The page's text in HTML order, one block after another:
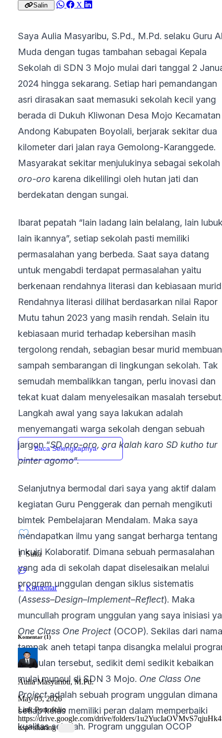
Salin X
Saya Aulia Masyaribu, S.Pd., M.Pd. selaku Guru
Muda dengan tugas tambahan sebagai Kepala
Sekolah di SDN 3 Mojo mulai dari tanggal 2
2024 hingga sekarang. Setiap hari pemandangan
asri dirasakan saat memasuki sekolah kecil yang
berada di Dukuh Kliwonan Desa Mojo Kecamatan
Andong Kabupaten Boyolali, berjarak sekitar dua
kilometer dari jalan raya Gemolong-Karanggede.
Masyarakat sekitar menjulukinya sebagai sekolah
oro-oro karena dikelilingi oleh hutan jati dan
berdekatan dengan sungai.
Ibarat pepatah “lain ladang lain belalang, lain
lain ikannya”, setiap sekolah pasti memiliki
permasalahan yang berbeda. Saat saya datang
untuk mengabdi terdapat permasalahan yaitu
berkenaan rendahnya literasi dan kebiasaan
Rendahnya literasi dilihat berdasarkan nilai Rapor
Mutu tahun 2023 yang masih rendah. Selain itu
kebiasaan murid terhadap kebersihan masih
tergolong rendah, sebagian besar murid
sampah sembarangan di lingkungan sekolah. Tak
semudah membalikkan tangan, perlu inovasi dan
tekat kuat dalam menyelesaikan masalah
Langkah awal yang saya lakukan adalah
menyemangati warga sekolah dengan sebuah
jargon “SD oro-oro, ora kalah karo SD kutho tur
pinter agomo”.
Selanjutnya bermodal dari saya yang aktif dalam
kegiatan Guru Penggerak dan pernah mengikuti
bimtek Pembelajaran Mendalam. Maka saya
mendapatkan ilmu yang sangat berharga tentang
Inkuiri Kolaboratif. Dimana sebuah permasalahan
yang ada di sekolah dapat diselesaikan melalui
program unggulan dengan siklus sistematis
(Assess–Design–Implement–Reflect). Maka
muncullah program unggulan yang saya inisiasi
One Class One Project (OCOP). Sekilas dari nama
tampak aneh tetapi tanpa disangka melalui
unggulan tersebut, sedikit demi sedikit kebaikan
mulai muncul di SDN 3 Mojo. One Class One
Projectadalah sebuah program unggulan dimana
setiap kelas memiliki peran dalam memperbaiki
kualitas sekolah. Program unggulan OCOP
Baca Selengkapnya
1 Suka
1 Komentar
Komentar (1)
Aulia Masyaribu, M.Pd.
May 05, 2026
Link Portofolio
https://drive.google.com/drive/folders/
usp=sharing